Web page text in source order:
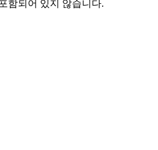
함되어 있지 않습니다.